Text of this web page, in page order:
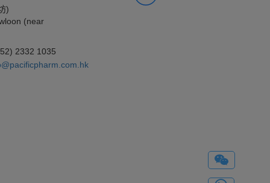
)
(near
2332 1035